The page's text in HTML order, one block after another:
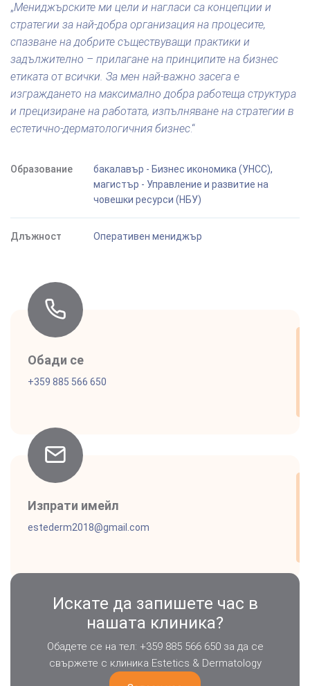
„Мениджърските ми цели и нагласи са концепции и
стратегии за най-добра организация на процесите,
спазване на добрите съществуващи практики и
задължително – прилагане на принципите на бизнес
етиката от всички. За мен най-важно засега е
изграждането на максимално добра работеща структура
и прецизиране на работата, изпълняване на стратегии в
естетично-дерматологичния бизнес.“
Образование
бакалавър - Бизнес икономика (УНСС),
магистър - Управление и развитие на
човешки ресурси (НБУ)
Длъжност Оперативен мениджър
Обади се
+359 885 566 650
Изпрати имейл
estederm2018@gmail.com
Искате да запишете час в
нашата клиника?
Обадете се на тел: +359 885 566 650 за да се
свържете с клиника Estetics & Dermatology